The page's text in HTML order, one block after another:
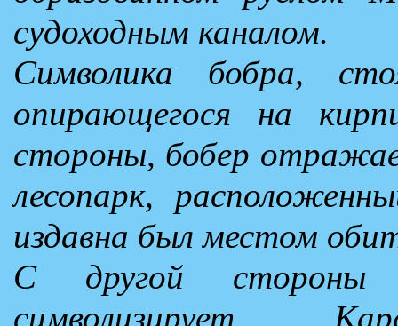
судоходным каналом.
Символика бобра,
опирающегося на
стороны, бобер
лесопарк,
издавна был местом
С другой стороны
символизирует